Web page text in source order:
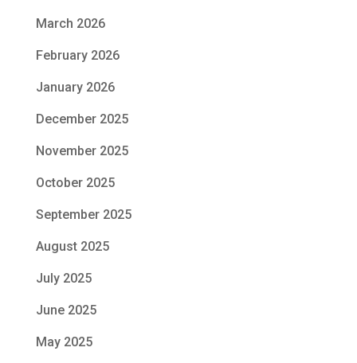
March 2026
February 2026
January 2026
December 2025
November 2025
October 2025
September 2025
August 2025
July 2025
June 2025
May 2025